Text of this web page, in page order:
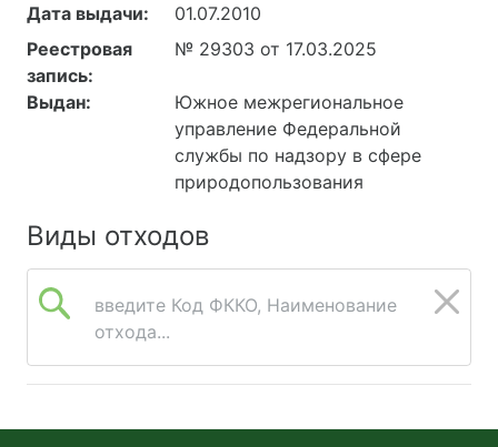
Дата выдачи:
01.07.2010
Реестровая
запись:
№ 29303 от 17.03.2025
Выдан:
Южное межрегиональное
управление Федеральной
службы по надзору в сфере
природопользования
Виды отходов
введите Код ФККО, Наименование
отхода...